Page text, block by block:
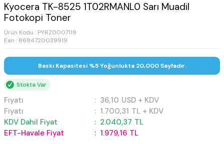
Kyocera TK-8525 1T02RMANL0 Sarı Muadil
Fotokopi Toner
Ürün Kodu : PYRZ0007119
Ean : 8684720039919
Baskı Kapasitesi %5 Yoğunlukta 20,000 Sayfadır.
Stokta Var
Fiyatı : 36,10 USD + KDV
Fiyatı
: 1.700,31 TL + KDV
KDV Dahil Fiyat
: 2.040,37 TL
EFT-Havale Fiyat
: 1.979,16 TL